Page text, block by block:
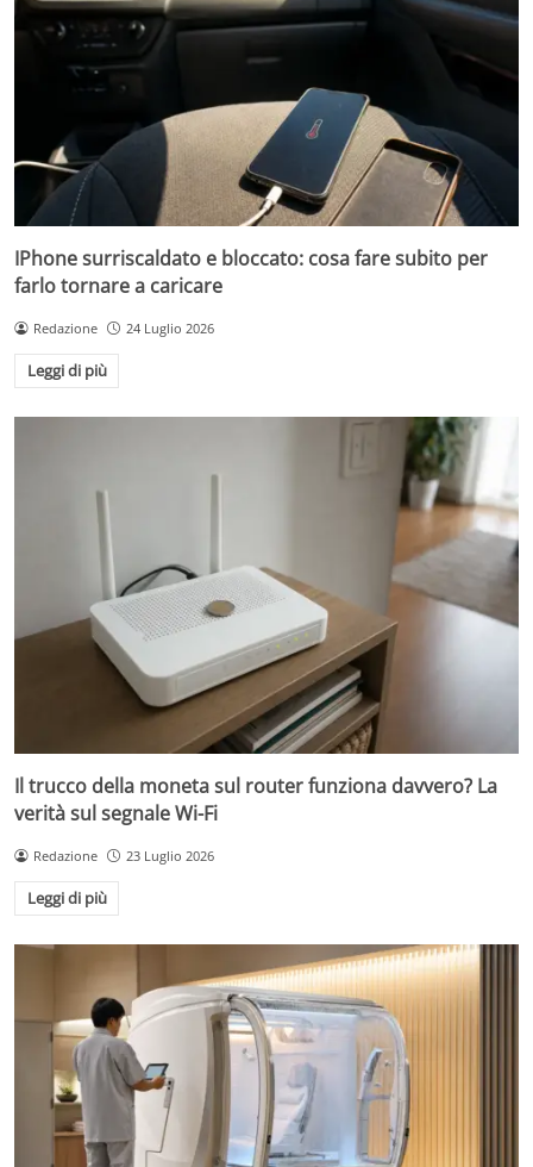
IPhone surriscaldato e bloccato: cosa fare subito per
farlo tornare a caricare
Redazione 24 Luglio 2026
Leggi di più
Il trucco della moneta sul router funziona davvero? La
verità sul segnale Wi-Fi
Redazione 23 Luglio 2026
Leggi di più